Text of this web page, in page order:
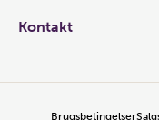
Kontakt
Brugsbetingelser